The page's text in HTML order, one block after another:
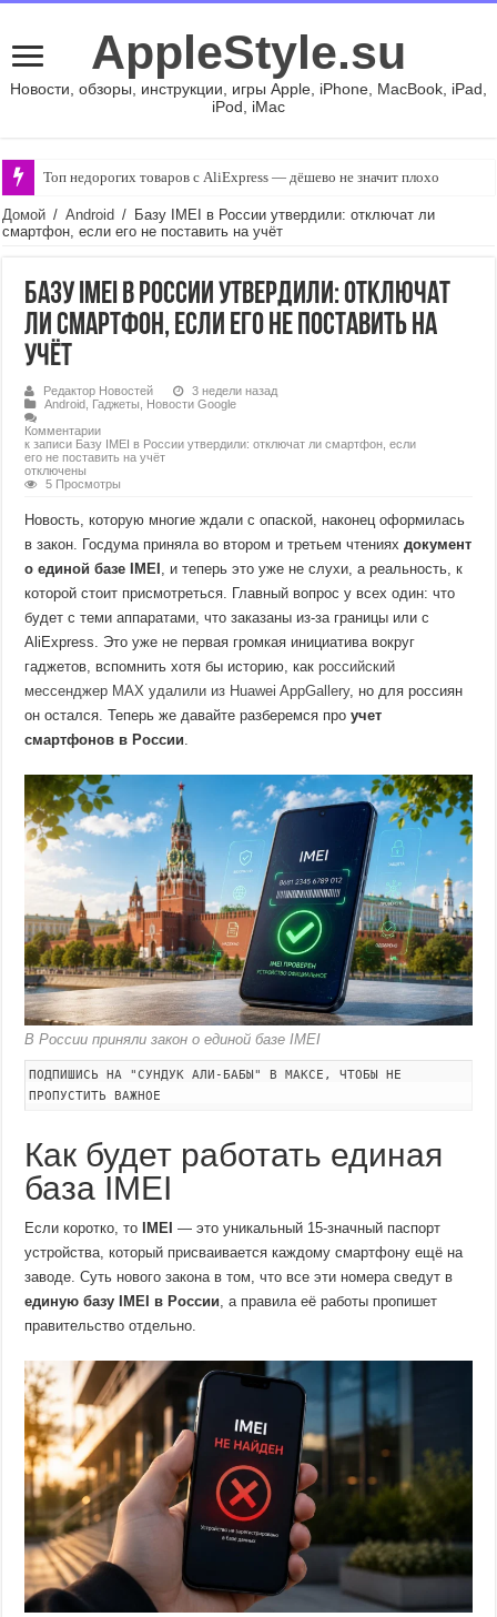
AppleStyle.su
Новости, обзоры, инструкции, игры Apple, iPhone, MacBook, iPad,
iPod, iMac
Топ недорогих товаров с AliExpress — дёшево не значит плохо
Домой / Android / Базу IMEI в России утвердили: отключат ли
смартфон, если его не поставить на учёт
Базу IMEI в России утвердили: отключат
ли смартфон, если его не поставить на
учёт
Редактор Новостей
3 недели назад
Android Гаджеты
Новости Google
Комментарии
к записи Базу IMEI в России утвердили: отключат ли смартфон, если
его не поставить на учёт
отключены
5 Просмотры
Новость, которую многие ждали с опаской, наконец оформилась
в закон. Госдума приняла во втором и третьем чтенияхдокумент
о единой базе IMEI , и теперь это уже не слухи, а реальность, к
которой стоит присмотреться. Главный вопрос у всех один: что
будет с теми аппаратами, что заказаны из-за границы или с
AliExpress. Это уже не первая громкая инициатива вокруг
гаджетов, вспомнить хотя бы историю, какроссийский
мессенджер MAX удалили из Huawei AppGallery, но для россиян
он остался. Теперь же давайте разберемся проучет
смартфонов в России.
В России приняли закон о единой базе IMEI
ПОДПИШИСЬ НА "СУНДУК АЛИ-БАБЫ" В МАКСЕ, ЧТОБЫ НЕ
ПРОПУСТИТЬ ВАЖНОЕ
Как будет работать единая
база IMEI
Если коротко, то IMEI — это уникальный 15-значный паспорт
устройства, который присваивается каждому смартфону ещё на
заводе. Суть нового закона в том, что все эти номера сведут в
единую базу IMEI в России , а правила её работы пропишет
правительство отдельно.